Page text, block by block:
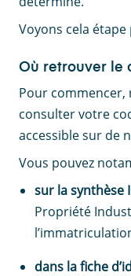
Voyons cela étape
Où retrouver le
Pour commencer,
consulter votre
accessible sur de
Vous pouvez
sur la synthèse
Propriété
dans la fiche